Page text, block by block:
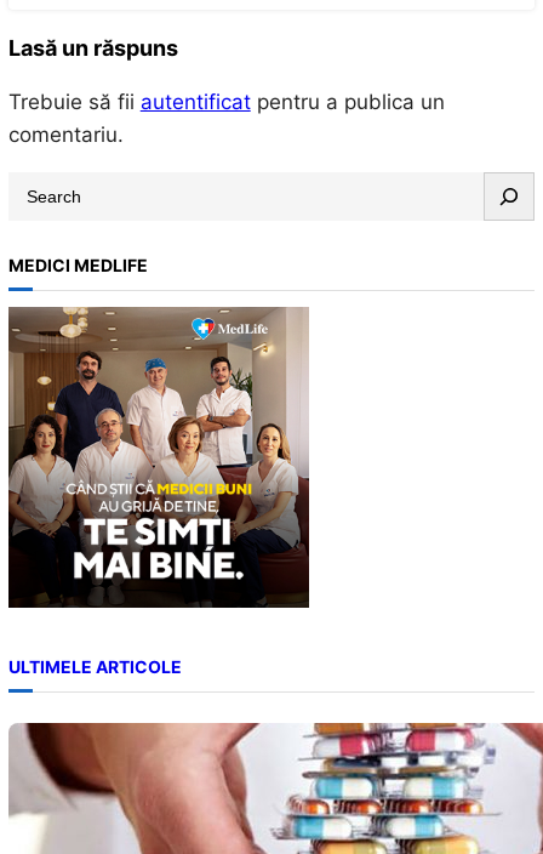
Lasă un răspuns
Trebuie să fii autentificatpentru a publica un
comentariu.
r
c
h
MEDICI MEDLIFE
ULTIMELE ARTICOLE